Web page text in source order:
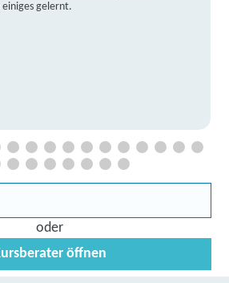
gelernt.
oder
öffnen